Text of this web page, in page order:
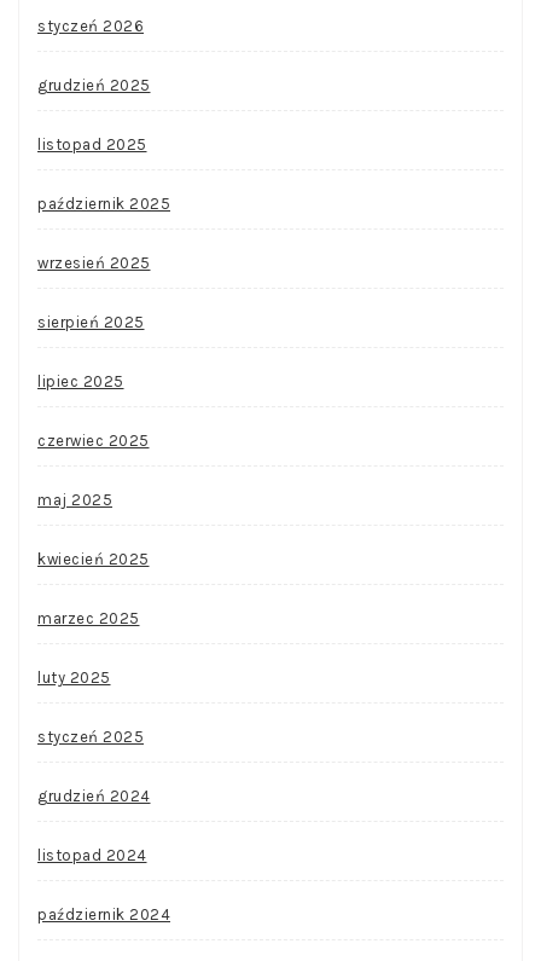
styczeń 2026
grudzień 2025
listopad 2025
październik 2025
wrzesień 2025
sierpień 2025
lipiec 2025
czerwiec 2025
maj 2025
kwiecień 2025
marzec 2025
luty 2025
styczeń 2025
grudzień 2024
listopad 2024
październik 2024